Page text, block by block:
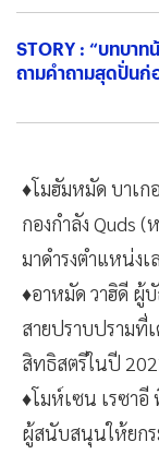
STORY : “บทบา
ถามคำถามสุดปั่น
♦️โมฮัมหมัด บาเก
กองกำลัง Quds
มาดำรงตำแหน่ง
♦️อาหมัด วาฮิดี ผู้
สายปราบปรามที่เ
สิทธิสตรีในปี
♦️โมห์เซน เรซา
ผู้สนับสนุนให้ยกร